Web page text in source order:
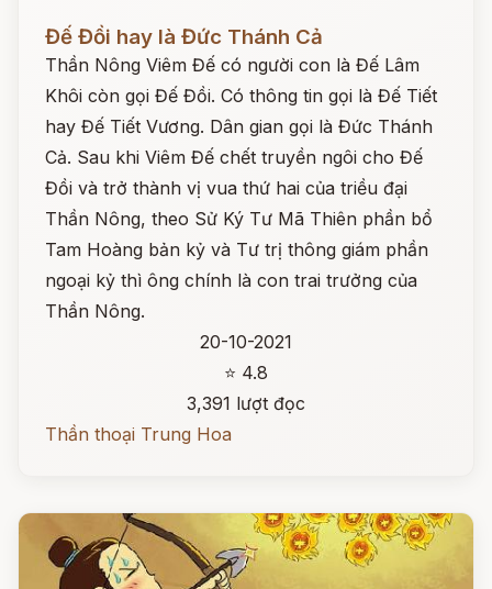
Đọc ngay
Đế Đồi hay là Đức Thánh Cả
Thần Nông Viêm Đế có người con là Đế Lâm
Khôi còn gọi Đế Đồi. Có thông tin gọi là Đế Tiết
hay Đế Tiết Vương. Dân gian gọi là Đức Thánh
Cả. Sau khi Viêm Đế chết truyền ngôi cho Đế
Đồi và trở thành vị vua thứ hai của triều đại
Thần Nông, theo Sử Ký Tư Mã Thiên phần bổ
Tam Hoàng bản kỷ và Tư trị thông giám phần
ngoại kỷ thì ông chính là con trai trưởng của
Thần Nông.
20-10-2021
⭐ 4.8
3,391 lượt đọc
Thần thoại Trung Hoa